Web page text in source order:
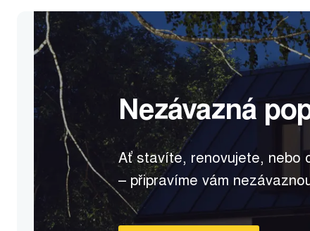
Nezávazná
Ať stavíte, renovujete, nebo
– připravíme vám